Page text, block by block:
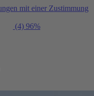
mit einer Zustimmung
(4) 96%